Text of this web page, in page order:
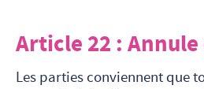
Article 22 :
Les parties conviennent que